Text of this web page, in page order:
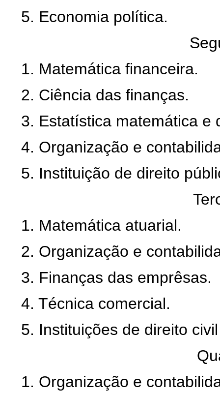
5. Economia política.
1. Matemática financeira.
2. Ciência das finanças.
3. Estatística matemática e
4. Organização e
5. Instituição de direito
1. Matemática atuarial.
2. Organização e
3. Finanças das emprêsas.
4. Técnica comercial.
5. Instituições de direito
1. Organização e